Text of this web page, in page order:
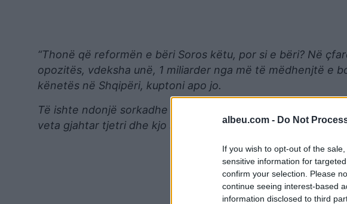
albeu.com - Do Not
If you wish to opt-out of the
sensitive information for
confirm your selection. Please
continue seeing interest-based
information disclosed to third
“Thonë që reformën e bëri Soros këtu, por si e bëri? Në
opozitës, vdeksha unë, 1 miliarder nga më të mëdhenjtë e
kënetës në Shqipëri, kuptoni apo jo.
Të ishte ndonjë sorkadhe apo ndonjë fazan hajde se thotë
veta gjahtar tjetri dhe kjo sorkadhe e bukur e la pa mend